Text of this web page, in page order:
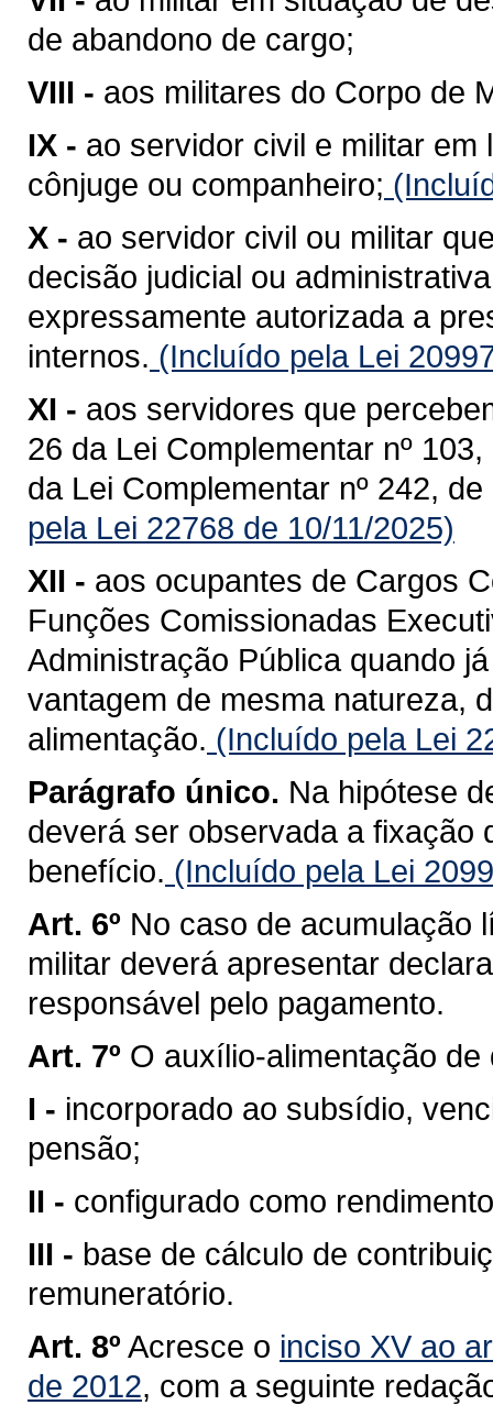
de abandono de cargo;
VIII - aos militares do Corpo de
IX - ao servidor civil e militar
cônjuge ou companheiro;
X - ao servidor civil ou militar
decisão judicial ou
expressamente autorizada a
internos. (Incluído pela Lei
XI - aos servidores que
26 da Lei Complementar nº
da Lei Complementar nº 242,
pela Lei 22768 de 10/11/2025)
XII - aos ocupantes de Cargos
Funções Comissionadas
Administração Pública quando
vantagem de mesma natureza,
alimentação. (Incluído pela Lei
Parágrafo único. Na hipótese
deverá ser observada a fixação
benefício. (Incluído pela Lei
Art. 6º No caso de acumulação
militar deverá apresentar
responsável pelo pagamento.
Art. 7º O auxílio-alimentação
I - incorporado ao subsídio,
pensão;
II - configurado como
III - base de cálculo de
remuneratório.
Art. 8º Acresce o inciso XV ao
de 2012, com a seguinte